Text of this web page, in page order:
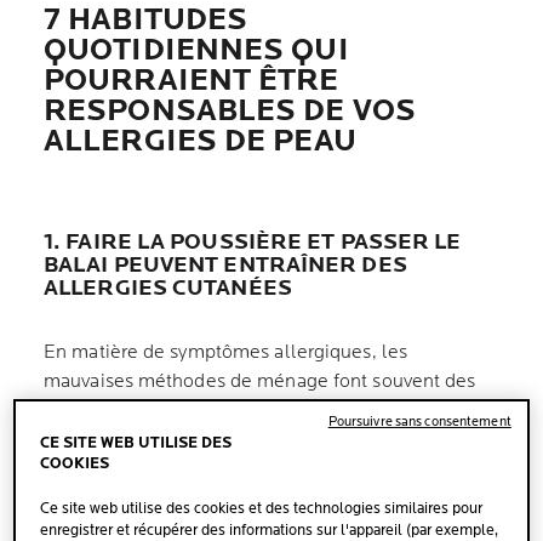
7 HABITUDES
QUOTIDIENNES QUI
POURRAIENT ÊTRE
RESPONSABLES DE VOS
ALLERGIES DE PEAU
1. FAIRE LA POUSSIÈRE ET PASSER LE
BALAI PEUVENT ENTRAÎNER DES
ALLERGIES CUTANÉES
En matière de symptômes allergiques, les
mauvaises méthodes de ménage font souvent des
balais et
plumeaux se contentent de redistribuer la
poussière,
peau, et peuvent transformer des sédiments
inoffensifs au sol en un “brouillard d'allergènes”
CE SITE WEB UTILISE DES
COOKIES
Ce site web utilise des cookies et des technologies similaires pour
enregistrer et récupérer des informations sur l'appareil (par exemple,
Poursuivre sans consentement